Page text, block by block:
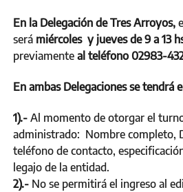
En la Delegación de Tres Arroyos,
será miércoles y jueves de 9 a 13
previamente al teléfono 02983-
En ambas Delegaciones se tendrá
1).- Al momento de otorgar el
administrado: Nombre completo,
teléfono de contacto,
legajo de la entidad.
2).- No se permitirá el ingreso al